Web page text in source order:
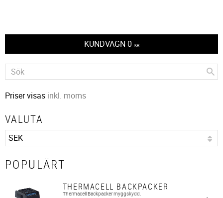
KUNDVAGN 0 KR
Priser visas inkl. moms
VALUTA
POPULÄRT
THERMACELL BACKPACKER
Thermacell Backpacker myggskydd.